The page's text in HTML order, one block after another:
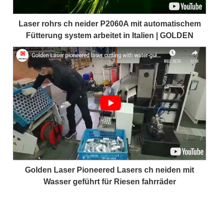
Laser rohrs ch neider P2060A mit automatischem
Fütterung system arbeitet in Italien | GOLDEN
LASER
Golden Laser Pioneered Lasers ch neiden mit
Wasser geführt für Riesen fahrräder